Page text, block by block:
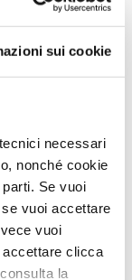
sui cookie
necessari
nonché cookie
Se vuoi
vuoi accettare
vuoi
clicca
la
IN